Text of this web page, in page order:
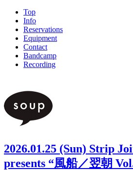
Top
Info
Reservations
Equipment
Contact
Bandcamp
Recording
2026.01.25 (Sun) Strip
presents “風船／翌朝